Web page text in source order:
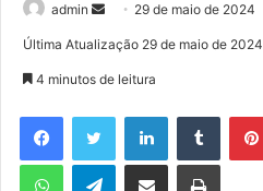
admin
d
e
m
29 de maio de 2024
Última Atualização 29 de maio de 2024
4 minutos de leitura
Telegram